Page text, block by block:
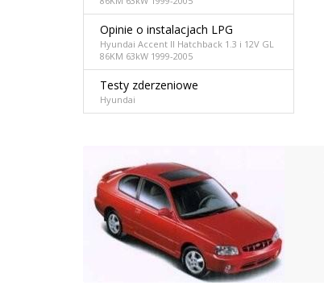
Opinie o instalacjach LPG
Hyundai Accent II Hatchback 1.3 i 12V GL
86KM 63kW 1999-2005
Testy zderzeniowe
Hyundai